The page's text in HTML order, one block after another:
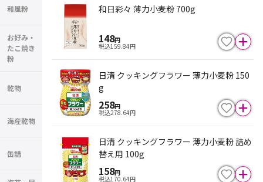
和風粉
お好み・
たこ焼き
粉
乾物
海産乾物
缶詰
和日彩々 薄力小麦粉 700g
148円
税込159.84円
日清 クッキングフラワー 薄力小麦粉 150
g
258円
税込278.64円
日清 クッキングフラワー 薄力小麦粉 詰め
替え用 100g
158円
税込170.64円